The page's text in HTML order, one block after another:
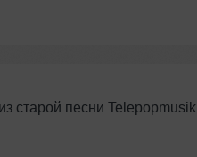
старой песни Telepopmusik